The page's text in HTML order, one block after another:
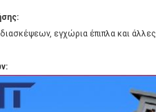
εγχώρια έπιπλα και